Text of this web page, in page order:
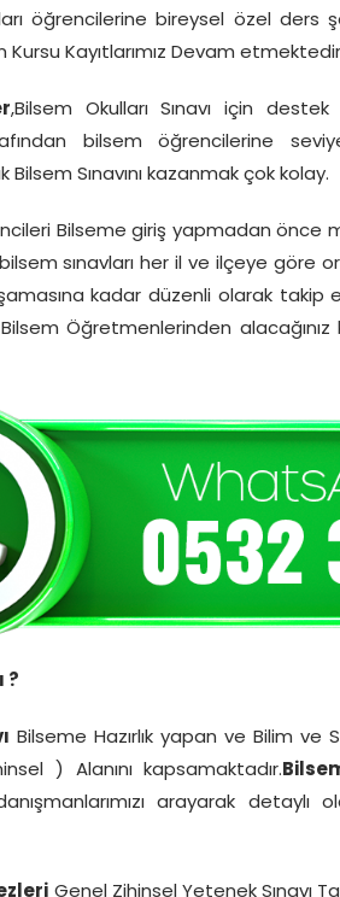
öğrencilerine bireysel özel ders
Kursu Kayıtlarımız Devam
,Bilsem Okulları Sınavı için
bilsem öğrencilerine
Bilsem Sınavını kazanmak çok kolay.
Bilseme giriş yapmadan önce
sınavları her il ve ilçeye göre
kadar düzenli olarak takip
Bilsem Öğretmenlerinden
?
Bilseme Hazırlık yapan ve Bilim ve
) Alanını kapsamaktadır.
arayarak
Genel Zihinsel Yetenek Sınavı